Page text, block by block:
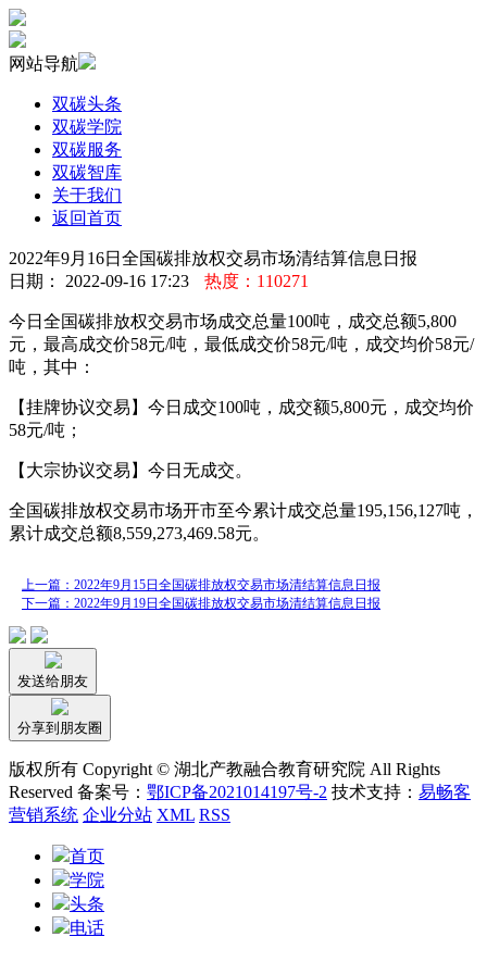
网站导航
双碳头条
双碳学院
双碳服务
双碳智库
关于我们
返回首页
2022年9月16日全国碳排放权交易市场清结算信息日报
日期： 2022-09-16 17:23
热度：110271
今日全国碳排放权交易市场成交总量100吨，成交总额5,800
元，最高成交价58元/吨，最低成交价58元/吨，成交均价58元/
吨，其中：
【挂牌协议交易】今日成交100吨，成交额5,800元，成交均价
58元/吨；
【大宗协议交易】今日无成交。
全国碳排放权交易市场开市至今累计成交总量195,156,127吨，
累计成交总额8,559,273,469.58元。
上一篇：2022年9月15日全国碳排放权交易市场清结算信息日报
下一篇：2022年9月19日全国碳排放权交易市场清结算信息日报
发送给朋友
分享到朋友圈
版权所有 Copyright © 湖北产教融合教育研究院 All Rights
Reserved 备案号： 鄂ICP备2021014197号-2 技术支持： 易畅客
营销系统 企业分站 XML RSS
首页
学院
头条
电话